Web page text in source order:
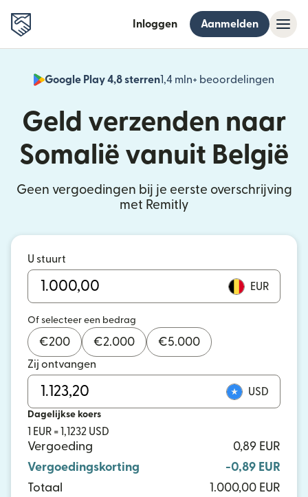
Inloggen Aanmelden
Google Play 4,8 sterren1,4 mln+ beoordelingen
Geld verzenden naar
Somalië vanuit België
Geen vergoedingen bij je eerste overschrijving
met Remitly
U stuurt
EUR
Of selecteer een bedrag
€200 €2.000 €5.000
Zij ontvangen
USD
Dagelijkse koers
1 EUR = 1,1232 USD
Vergoeding
0,89 EUR
Vergoedingskorting
-0,89 EUR
Totaal
1.000,00 EUR